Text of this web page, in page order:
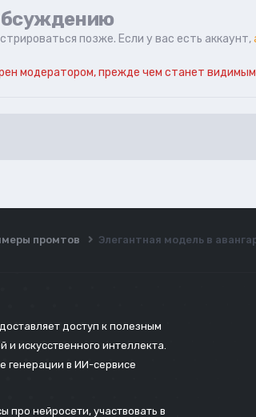
позже. Если у вас есть аккаунт,
модератором, прежде чем станет
промтов Элегантная модель в
доступ к полезным
и искусственного интеллекта.
генерации в ИИ-сервисе
про нейросети, участвовать в